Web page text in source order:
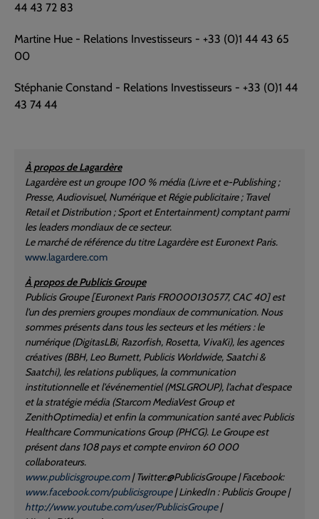
44 43 72 83
Martine Hue - Relations Investisseurs - +33 (0)1 44 43 65
00
Stéphanie Constand - Relations Investisseurs - +33 (0)1 44
43 74 44
À propos de Lagardère
Lagardère est un groupe 100 % média (Livre et e-Publishing ;
Presse, Audiovisuel, Numérique et Régie publicitaire ; Travel
Retail et Distribution ; Sport et Entertainment) comptant parmi
les leaders mondiaux de ce secteur.
Le marché de référence du titre Lagardère est Euronext Paris.
www.lagardere.com
À propos de Publicis Groupe
Publicis Groupe [Euronext Paris FR0000130577, CAC 40] est
l'un des premiers groupes mondiaux de communication. Nous
sommes présents dans tous les secteurs et les métiers : le
numérique (DigitasLBi, Razorfish, Rosetta, VivaKi), les agences
créatives (BBH, Leo Burnett, Publicis Worldwide, Saatchi &
Saatchi), les relations publiques, la communication
institutionnelle et l'événementiel (MSLGROUP), l'achat d'espace
et la stratégie média (Starcom MediaVest Group et
ZenithOptimedia) et enfin la communication santé avec Publicis
Healthcare Communications Group (PHCG). Le Groupe est
présent dans 108 pays et compte environ 60 000
collaborateurs.
www.publicisgroupe.com| Twitter:@PublicisGroupe | Facebook:
www.facebook.com/publicisgroupe| LinkedIn : Publicis Groupe |
http://www.youtube.com/user/PublicisGroupe|